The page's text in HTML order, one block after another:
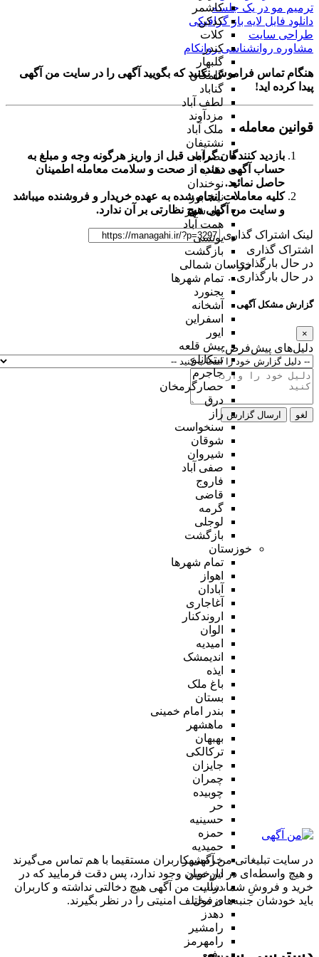
کاشمر
کدکن
کلات
کندر
گلبهار
گلمکان
گناباد
لطف آباد
مزدآوند
ملک آباد
نشتیفان
نصرآباد
نقاب
نوخندان
نیشابور
نیل شهر
همت آباد
یونسی
بازگشت
خراسان شمالی
تمام شهر‌ها
بجنورد
آشخانه
اسفراین
ایور
پیش قلعه
تیتکانلو
جاجرم
حصارگرمخان
درق
راز
سنخواست
شوقان
شیروان
صفی آباد
فاروج
قاضی
گرمه
لوجلی
بازگشت
خوزستان
تمام شهر‌ها
اهواز
آبادان
آغاجاری
اروندکنار
الوان
امیدیه
اندیمشک
ایذه
باغ ملک
بستان
بندر امام خمینی
ماهشهر
بهبهان
ترکالکی
جایزان
چمران
چوبیده
حر
حسینیه
حمزه
حمیدیه
خرمشهر
دارخوین
دزآب
دزفول
دهدز
رامشیر
رامهرمز
ترمیم مو در یک جلسه
دانلود فایل لایه باز گرافیکی
طراحی سایت
مشاوره روانشناسی روانکام
هنگام تماس فراموش نکنید که بگویید آگهی را در سایت من آگهی
پیدا کرده اید!
قوانین معامله
بازدید کنندگان گرامی قبل از واریز هرگونه وجه و مبلغ به
حساب آگهی دهنده از صحت و سلامت معامله اطمینان
حاصل نمائید.
کلیه معاملات انجام شده به عهده خریدار و فروشنده میباشد
و سایت من آگهیهیچ نظارتی بر آن ندارد.
لینک اشتراک گذاری
اشتراک گذاری
در حال بارگذاری...
در حال بارگذاری...
گزارش مشکل آگهی
×
دلیل‌های پیش‌فرض:
لغو ارسال گزارش
در سایت تبلیغاتی من آگهی کاربران مستقیما با هم تماس می‌گیرند
و هیچ واسطه‌ای در این میان وجود ندارد، پس دقت فرمایید که در
خرید و فروشِ شما، سایت من آگهی هیچ دخالتی نداشته و کاربران
باید خودشان جنبه‌های مختلف امنیتی را در نظر بگیرند.